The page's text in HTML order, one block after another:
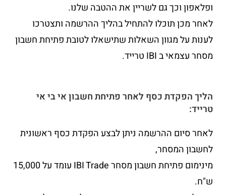
ופלאפון וכך גם לשריין את ההטבה שלנו.
לאחר מכן תוכלו להתחיל בהליך ההרשמה ותצטרכו
לענות על מגוון השאלות שתישאלו לטובת פתיחת חשבון
מסחר עצמאי ב IBI טרייד.
הליך הפקדת כסף לאחר פתיחת חשבון אי בי אי
טרייד:
לאחר סיום ההרשמה ניתן לבצע הפקדת כסף ראשונית
לחשבון המסחר,
מינימום פתיחת חשבון מסחר IBI Trade עומד על 15,000
ש"ח.